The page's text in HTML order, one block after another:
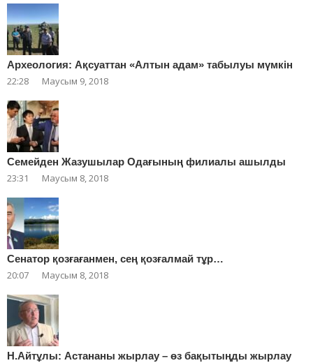
Археология: Ақсуаттан «Алтын адам» табылуы мүмкін
22:28 Маусым 9, 2018
Cемейден Жазушылар Одағының филиалы ашылды
23:31 Маусым 8, 2018
Сенатор қозғағанмен, сең қозғалмай тұр…
20:07 Маусым 8, 2018
Н.Айтұлы: Астананы жырлау – өз бақытыңды жырлау